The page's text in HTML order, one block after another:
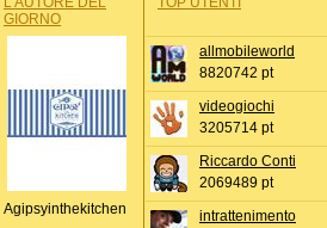
GIORNO
Agipsyinthekitchen
allmobileworld
8820742 pt
videogiochi
3205714 pt
Riccardo Conti
2069489 pt
intrattenimento